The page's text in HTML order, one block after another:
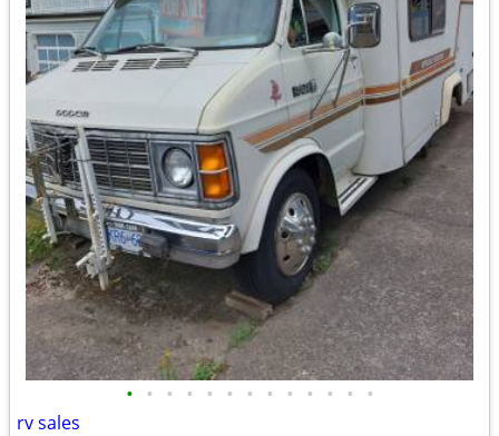
• • • • • • • • • • • • •
rv sales